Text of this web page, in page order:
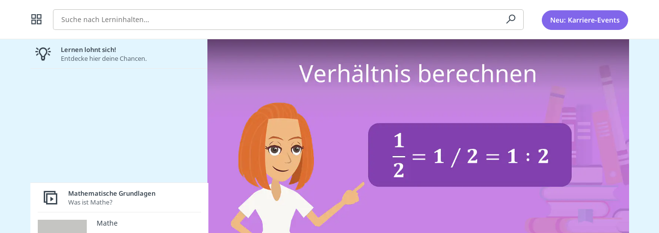
Suche Neu: Karriere-Events
Lernen lohnt sich!
Entdecke hier deine Chancen.
Mathematische Grundlagen
Was ist Mathe?
Mathe